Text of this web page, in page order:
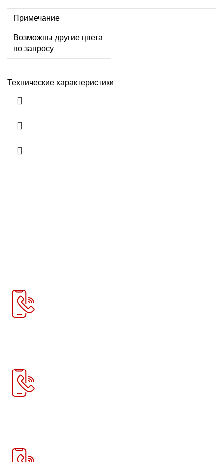
Примечание
Возможны другие цвета
по запросу
Технические характеристики